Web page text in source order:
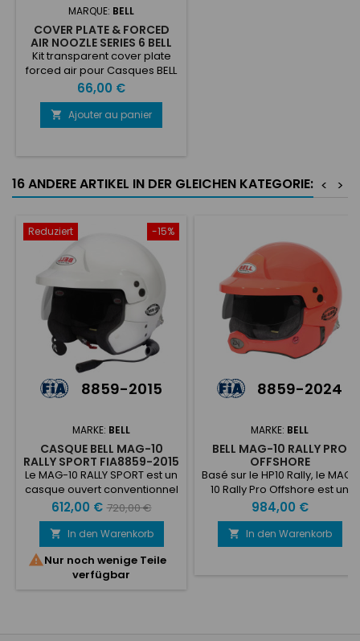
MARQUE: BELL
COVER PLATE & FORCED
AIR NOOZLE SERIES 6 BELL
Kit transparent cover plate
forced air pour Casques BELL
Series 6 Chaque kit contient :
2 pieces de 20x80mm et 2
pieces de 20x120mm
Prix
66,00 €
 Ajouter au panier
16 ANDERE ARTIKEL IN DER GLEICHEN KATEGORIE: >
<
-15%
Reduziert
8859-2015
MARKE: BELL
CASQUE BELL MAG-10
RALLY SPORT FIA8859-2015
Le MAG-10 RALLY SPORT est un
casque ouvert conventionnel
au design élégant qui offre
de grandes performances à
un prix abordable. Doté d'une
coque en composite
carbone-verre, d'une visière
réglable combinée à notre
Preis
612,00 € Verkaufspreis
720,00 €
 In den Warenkorb
Nur noch wenige Teile
verfügbar
8859-2024
MARKE: BELL
BELL MAG-10 RALLY PRO
OFFSHORE
Basé sur le HP10 Rally, le MAG-
10 Rally Pro Offshore est un
casque haut de gamme
sophistiqué et léger avec un
design élégant et moderne
qui offre un casque de rallye
Preis
984,00 €
 In den Warenkorb